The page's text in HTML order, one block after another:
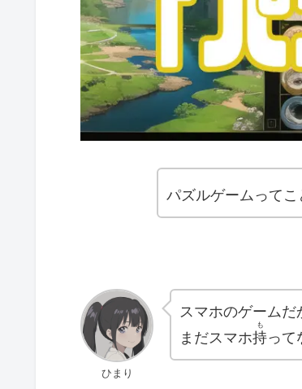
パズルゲームってこ
ひまり
スマホのゲーム
まだスマホ持
も
って